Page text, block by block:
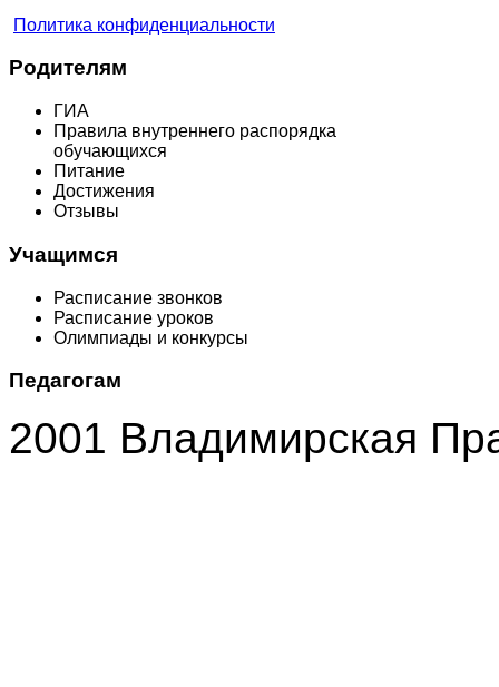
Политика конфиденциальности
Родителям
ГИА
Правила внутреннего распорядка
обучающихся
Питание
Достижения
Отзывы
Учащимся
Расписание звонков
Расписание уроков
Олимпиады и конкурсы
Педагогам
2001 Владимирская